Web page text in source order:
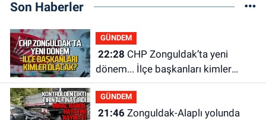
Son Haberler
GÜNDEM
22:28
dönem... İlçe başkanları kimler
olacak?
GÜNDEM
21:46Zonguldak-Alaplı yolunda